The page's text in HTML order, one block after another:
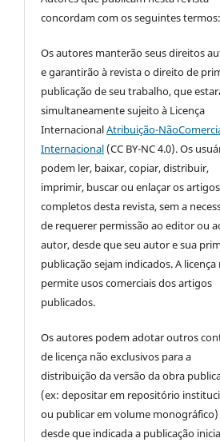
concordam com os seguintes termos:
Os autores manterão seus direitos
e garantirão à revista o direito de
publicação de seu trabalho, que
simultaneamente sujeito à Licença
InternacionalAtribuição-
Internacional (CC BY-NC 4.0). Os
podem ler, baixar, copiar, distribuir,
imprimir, buscar ou enlaçar os artigos
completos desta revista, sem a
de requerer permissão ao editor ou
autor, desde que seu autor e sua
publicação sejam indicados. A licença
permite usos comerciais dos artigos
publicados.
Os autores podem adotar outros
de licença não exclusivos para a
distribuição da versão da obra
(ex: depositar em repositório
ou publicar em volume monográfico)
desde que indicada a publicação